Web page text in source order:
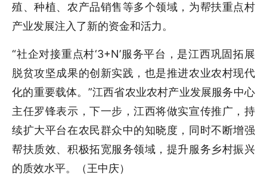
殖、种植、农产品销售等多个领域，为帮扶重点村
产业发展注入了新的资金和活力。
“社企对接重点村‘3+N’服务平台，是江西巩固拓展
脱贫攻坚成果的创新实践，也是推进农业农村现代
化的重要载体。”江西省农业农村产业发展服务中心
主任罗锋表示，下一步，江西将做实宣传推广，持
续扩大平台在农民群众中的知晓度，同时不断增强
帮扶质效、积极拓宽服务领域，提升服务乡村振兴
的质效水平。（王中庆）